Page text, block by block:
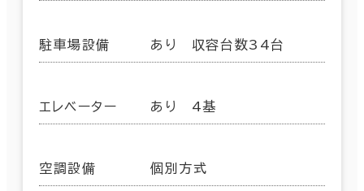
駐車場設備 あり 収容台数34台
エレベーター あり 4基
空調設備 個別方式